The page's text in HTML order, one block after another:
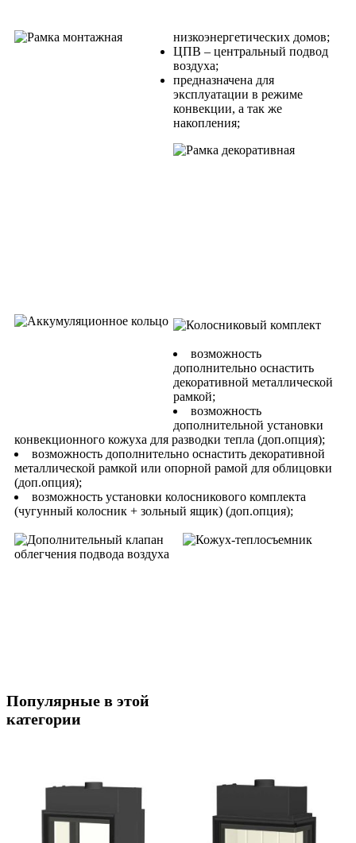
низкоэнергетических домов;
ЦПВ – центральный подвод
воздуха;
предназначена для
эксплуатации в режиме
конвекции, а так же
накопления;
возможность
дополнительно оснастить
декоративной металлической
рамкой;
возможность
дополнительной установки
конвекционного кожуха для разводки тепла (доп.опция);
возможность дополнительно оснастить декоративной
металлической рамкой или опорной рамой для облицовки
(доп.опция);
возможность установки колосникового комплекта
(чугунный колосник + зольный ящик) (доп.опция);
Популярные в этой
категории